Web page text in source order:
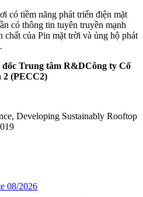
có tiềm năng phát triển điện mặt
có thông tin tuyên truyền mạnh
chất của Pin mặt trời và ủng hộ phát
Trung tâm R&DCông ty Cổ
(PECC2)
Developing Sustainably Rooftop
08/2026